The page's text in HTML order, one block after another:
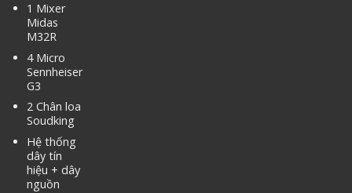
1 Mixer
Midas
M32R
4 Micro
Sennheiser
G3
2 Chân loa
Soudking
Hệ thống
dây tín
hiệu + dây
nguồn